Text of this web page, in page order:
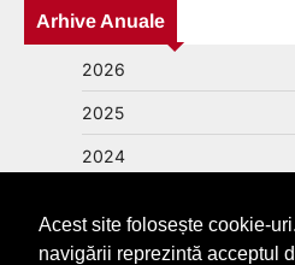
Acest site folosește cookie-
navigării reprezintă acceptul
Arhive Anuale
2026
2025
2024
2022